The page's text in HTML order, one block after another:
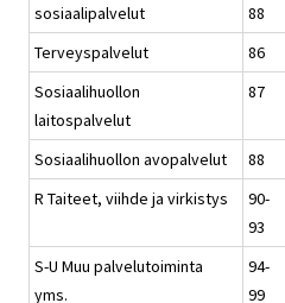
sosiaalipalvelut
88
Terveyspalvelut
86
Sosiaalihuollon
laitospalvelut
87
Sosiaalihuollon avopalvelut
88
R Taiteet, viihde ja virkistys
90-
93
S-U Muu palvelutoiminta
yms.
94-
99